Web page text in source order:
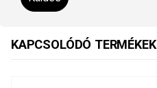
KAPCSOLÓDÓ TERMÉKEK